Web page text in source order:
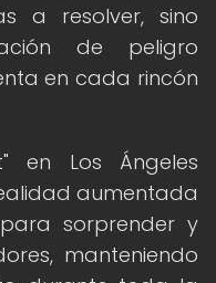
a resolver, sino
de peligro
en cada rincón
en Los Ángeles
aumentada
sorprender y
manteniendo